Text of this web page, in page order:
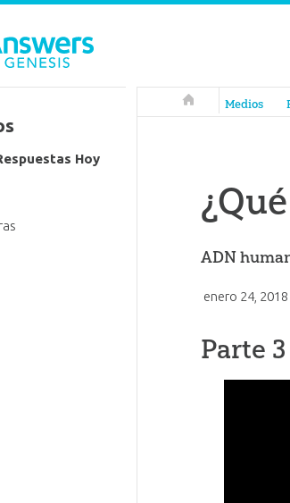
Respuestas en
Medios
ADN
enero 24, 2018
Parte 3
Hoy